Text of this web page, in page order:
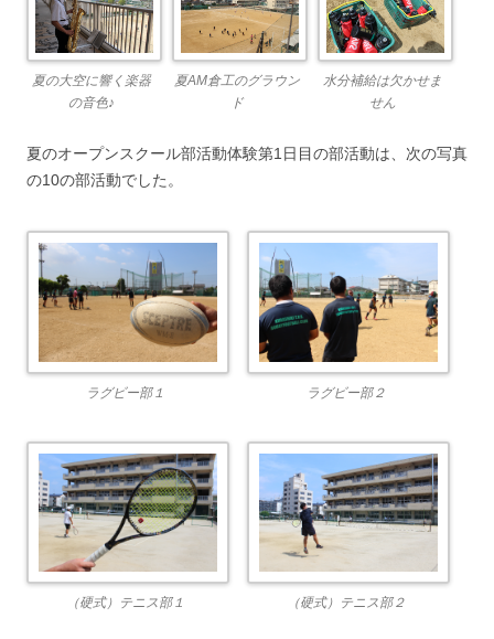
夏の大空に響く楽器
の音色♪
夏AM倉工のグラウン
ド
水分補給は欠かせま
せん
夏のオープンスクール部活動体験第1日目の部活動は、次の写真
の10の部活動でした。
ラグビー部１ ラグビー部２
（硬式）テニス部１ （硬式）テニス部２